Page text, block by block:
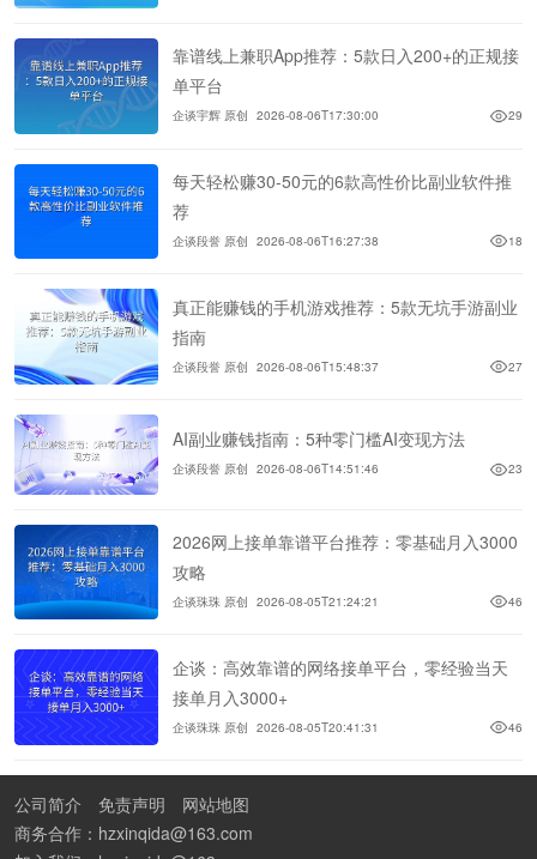
靠谱线上兼职App推荐：5款日入200+的正规接
单平台
企谈宇辉 原创 2026-08-06T17:30:00 29
每天轻松赚30-50元的6款高性价比副业软件推
荐
企谈段誉 原创 2026-08-06T16:27:38 18
真正能赚钱的手机游戏推荐：5款无坑手游副业
指南
企谈段誉 原创 2026-08-06T15:48:37 27
AI副业赚钱指南：5种零门槛AI变现方法
企谈段誉 原创 2026-08-06T14:51:46 23
2026网上接单靠谱平台推荐：零基础月入3000
攻略
企谈珠珠 原创 2026-08-05T21:24:21 46
企谈：高效靠谱的网络接单平台，零经验当天
接单月入3000+
企谈珠珠 原创 2026-08-05T20:41:31 46
公司简介 免责声明
网站地图
商务合作：hzxinqida@163.com